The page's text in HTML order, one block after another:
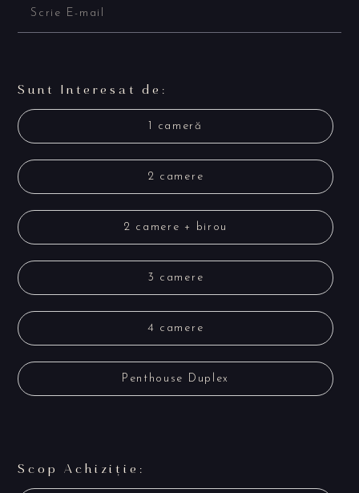
Sunt Interesat de:
1 cameră
2 camere
2 camere + birou
3 camere
4 camere
Penthouse Duplex
Scop Achiziție: